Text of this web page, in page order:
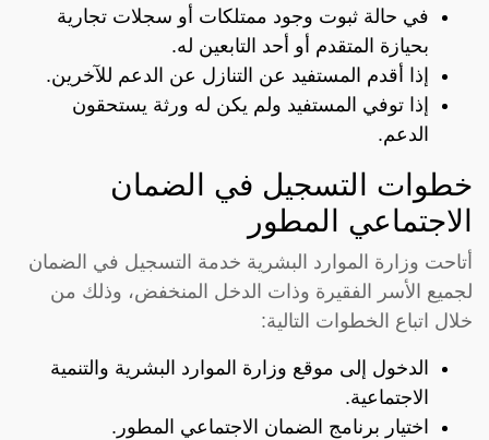
في حالة ثبوت وجود ممتلكات أو سجلات تجارية
بحيازة المتقدم أو أحد التابعين له.
إذا أقدم المستفيد عن التنازل عن الدعم للآخرين.
إذا توفي المستفيد ولم يكن له ورثة يستحقون
الدعم.
خطوات التسجيل في الضمان
الاجتماعي المطور
أتاحت وزارة الموارد البشرية خدمة التسجيل في الضمان
لجميع الأسر الفقيرة وذات الدخل المنخفض، وذلك من
خلال اتباع الخطوات التالية:
الدخول إلى موقع وزارة الموارد البشرية والتنمية
الاجتماعية.
اختيار برنامج الضمان الاجتماعي المطور.